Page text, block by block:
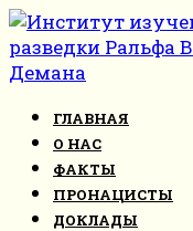
Перейти
к
контенту
ГЛАВНАЯ
О НАС
ФАКТЫ
ПРОНАЦИСТЫ
ДОКЛАДЫ